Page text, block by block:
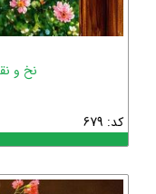
نخ و
کد: 679